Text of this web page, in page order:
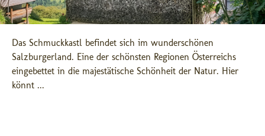
Das Schmuckkastl befindet sich im wunderschönen
Salzburgerland. Eine der schönsten Regionen Österreichs
eingebettet in die majestätische Schönheit der Natur. Hier
könnt ...